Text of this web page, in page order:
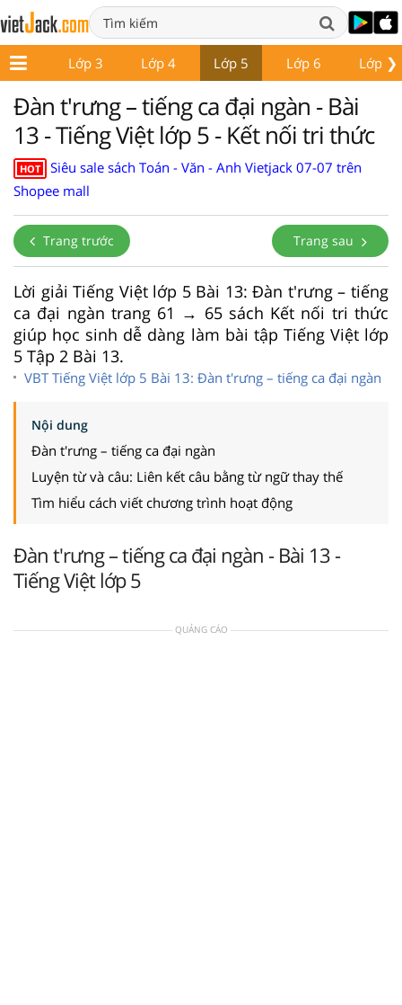
❯
2 Lớp 3 Lớp 4 Lớp 5 Lớp 6 Lớp 7
Đàn t'rưng – tiếng ca đại ngàn - Bài
13 - Tiếng Việt lớp 5 - Kết nối tri thức
HOT
Siêu sale sách Toán - Văn - Anh Vietjack 07-07 trên
Shopee mall
Trang trước Trang sau
Lời giải Tiếng Việt lớp 5 Bài 13: Đàn t'rưng – tiếng
ca đại ngàn trang 61 → 65 sách Kết nối tri thức
giúp học sinh dễ dàng làm bài tập Tiếng Việt lớp
5 Tập 2 Bài 13.
VBT Tiếng Việt lớp 5 Bài 13: Đàn t'rưng – tiếng ca đại ngàn
Nội dung
Đàn t'rưng – tiếng ca đại ngàn
Luyện từ và câu: Liên kết câu bằng từ ngữ thay thế
Tìm hiểu cách viết chương trình hoạt động
Đàn t'rưng – tiếng ca đại ngàn - Bài 13 -
Tiếng Việt lớp 5
QUẢNG CÁO